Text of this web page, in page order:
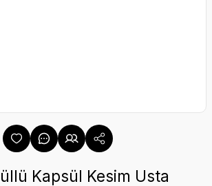
Kapsül Kesim Usta